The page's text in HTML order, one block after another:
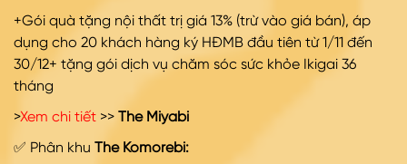
+Gói quà tặng nội thất trị giá 13% (trừ vào giá bán), áp
dụng cho 20 khách hàng ký HĐMB đầu tiên từ 1/11 đến
30/12+ tặng gói dịch vụ chăm sóc sức khỏe Ikigai 36
tháng
>Xem chi tiết >> The Miyabi
✅ Phân khu The Komorebi: